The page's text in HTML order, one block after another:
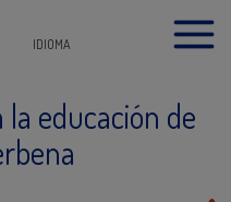
IDIOMA
educación de